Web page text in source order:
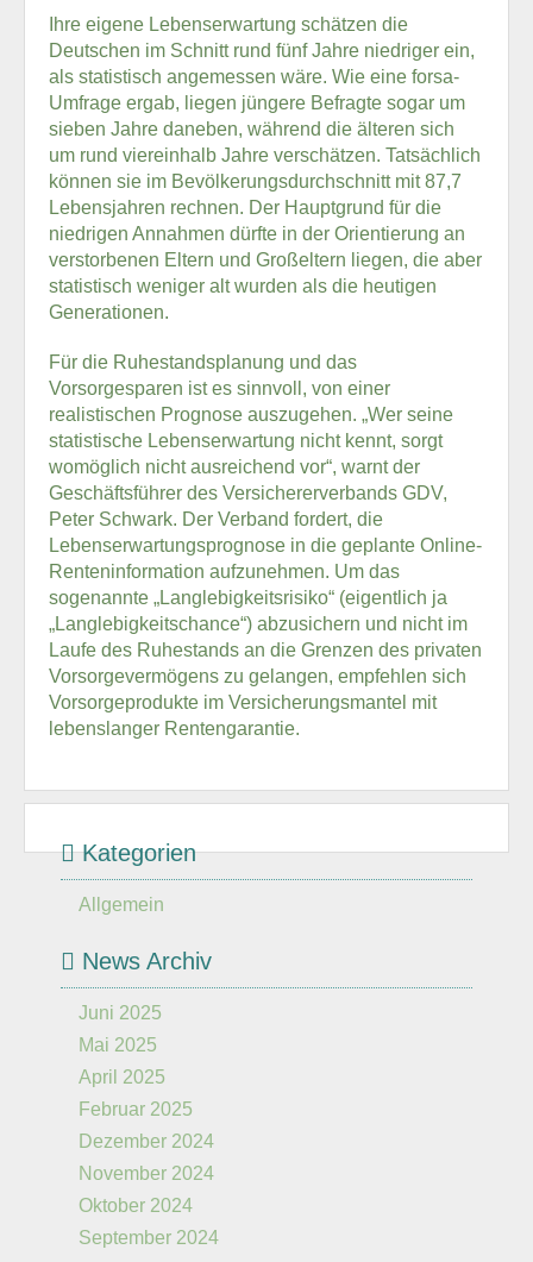
Ihre eigene Lebenserwartung schätzen die
Deutschen im Schnitt rund fünf Jahre niedriger ein,
als statistisch angemessen wäre. Wie eine forsa-
Umfrage ergab, liegen jüngere Befragte sogar um
sieben Jahre daneben, während die älteren sich
um rund viereinhalb Jahre verschätzen. Tatsächlich
können sie im Bevölkerungsdurchschnitt mit 87,7
Lebensjahren rechnen. Der Hauptgrund für die
niedrigen Annahmen dürfte in der Orientierung an
verstorbenen Eltern und Großeltern liegen, die aber
statistisch weniger alt wurden als die heutigen
Generationen.
Für die Ruhestandsplanung und das
Vorsorgesparen ist es sinnvoll, von einer
realistischen Prognose auszugehen. „Wer seine
statistische Lebenserwartung nicht kennt, sorgt
womöglich nicht ausreichend vor“, warnt der
Geschäftsführer des Versichererverbands GDV,
Peter Schwark. Der Verband fordert, die
Lebenserwartungsprognose in die geplante Online-
Renteninformation aufzunehmen. Um das
sogenannte „Langlebigkeitsrisiko“ (eigentlich ja
„Langlebigkeitschance“) abzusichern und nicht im
Laufe des Ruhestands an die Grenzen des privaten
Vorsorgevermögens zu gelangen, empfehlen sich
Vorsorgeprodukte im Versicherungsmantel mit
lebenslanger Rentengarantie.
Kategorien
Allgemein
News Archiv
Juni 2025
Mai 2025
April 2025
Februar 2025
Dezember 2024
November 2024
Oktober 2024
September 2024